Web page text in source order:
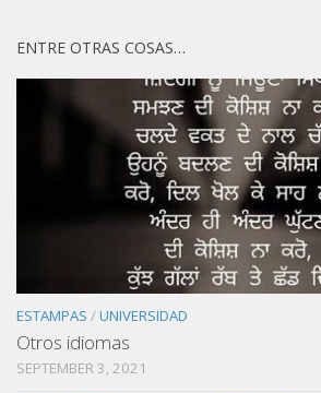
ENTRE OTRAS COSAS…
ESTAMPAS /UNIVERSIDAD
Otros idiomas
SEPTEMBER 3, 2021